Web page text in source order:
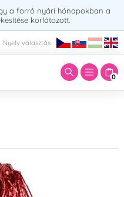
a forró nyári hónapokban a
korlátozott.
Nyelv választás:
0